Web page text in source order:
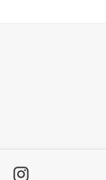
FacebookInstagram